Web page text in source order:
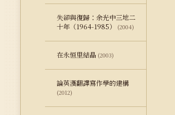
失卻與復歸：余光中三地二
十年（1964-1985）
(2004)
在永恒里結晶 (2003)
論英漢翻譯寫作學的建構
(2012)